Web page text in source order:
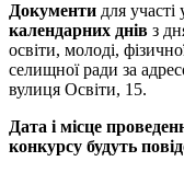
Документи для
календарних днів з
освіти, молоді,
селищної ради за
вулиця Освіти, 15.
Дата і місце
конкурсу будуть